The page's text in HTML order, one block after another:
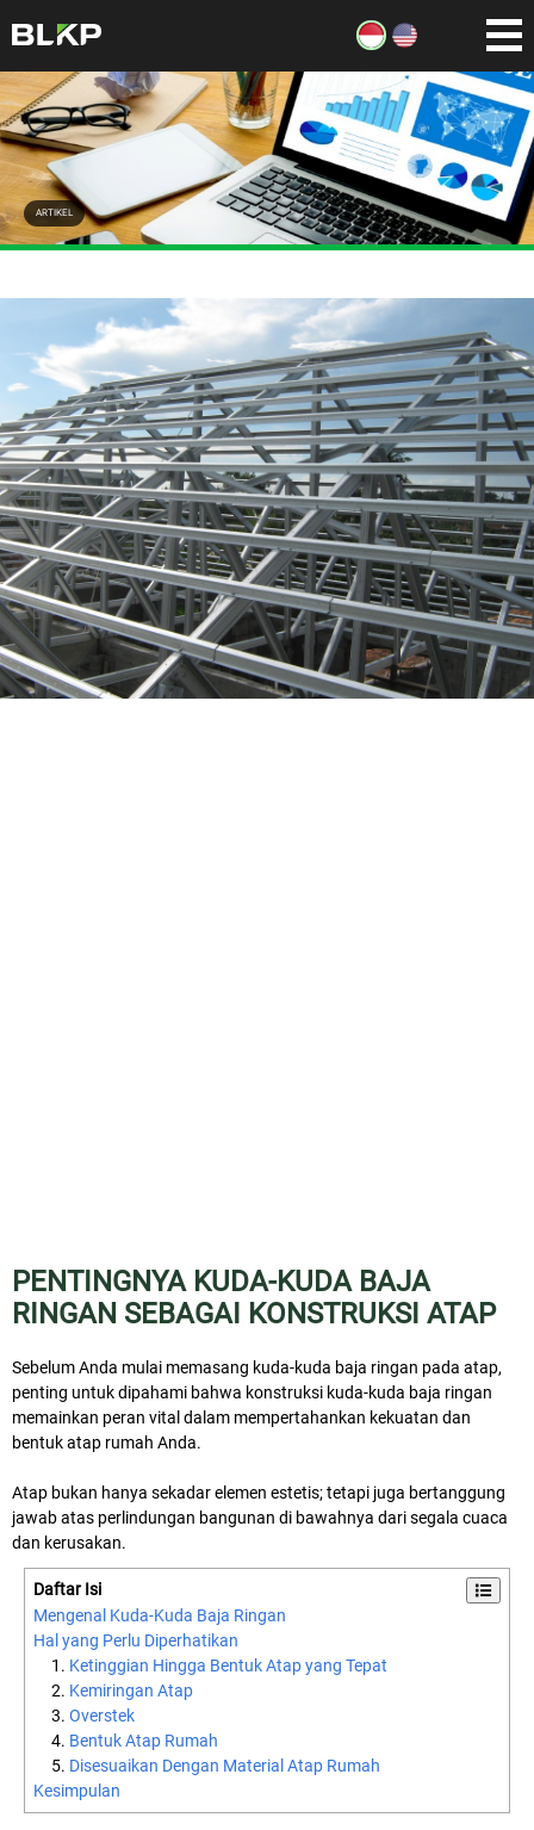
ARTIKEL
PENTINGNYA KUDA-KUDA BAJA
RINGAN SEBAGAI KONSTRUKSI ATAP
Sebelum Anda mulai memasang kuda-kuda baja ringan pada atap,
penting untuk dipahami bahwa konstruksi kuda-kuda baja ringan
memainkan peran vital dalam mempertahankan kekuatan dan
bentuk atap rumah Anda.
Atap bukan hanya sekadar elemen estetis; tetapi juga bertanggung
jawab atas perlindungan bangunan di bawahnya dari segala cuaca
dan kerusakan.
Daftar Isi
Mengenal Kuda-Kuda Baja Ringan
Hal yang Perlu Diperhatikan
Ketinggian Hingga Bentuk Atap yang Tepat
Kemiringan Atap
Overstek
Bentuk Atap Rumah
Disesuaikan Dengan Material Atap Rumah
Kesimpulan